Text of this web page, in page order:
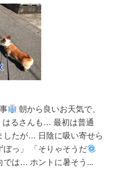
朝から良いお天気で、
はるさんも… 最初は普通
したが… 日陰に吸い寄せら
ぼっ」 「そりゃそうだ
では… ホントに暑そう...